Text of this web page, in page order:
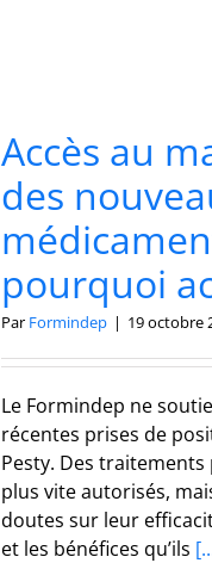
Accès au
des
pourquoi
Par Formindep | 19 octobre
Le Formindep ne
récentes prises de
Pesty. Des traitements
plus vite autorisés,
doutes sur leur
et les bénéfices qu’ils